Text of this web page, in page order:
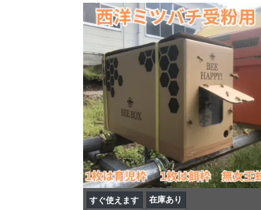
すぐ使えます 在庫あり